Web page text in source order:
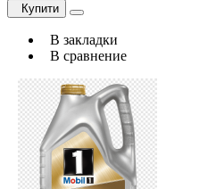
Купити
В закладки
В сравнение